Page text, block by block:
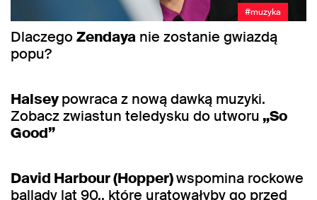
#muzyka
DlaczegoZendaya nie zostanie gwiazdą
popu?
Halseypowraca z nową dawką muzyki.
Zobacz zwiastun teledysku do utworu „So
Good”
David Harbour (Hopper)wspomina rockowe
ballady lat 90., które uratowałyby go przed